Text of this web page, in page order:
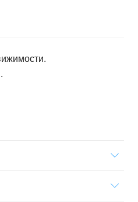
.